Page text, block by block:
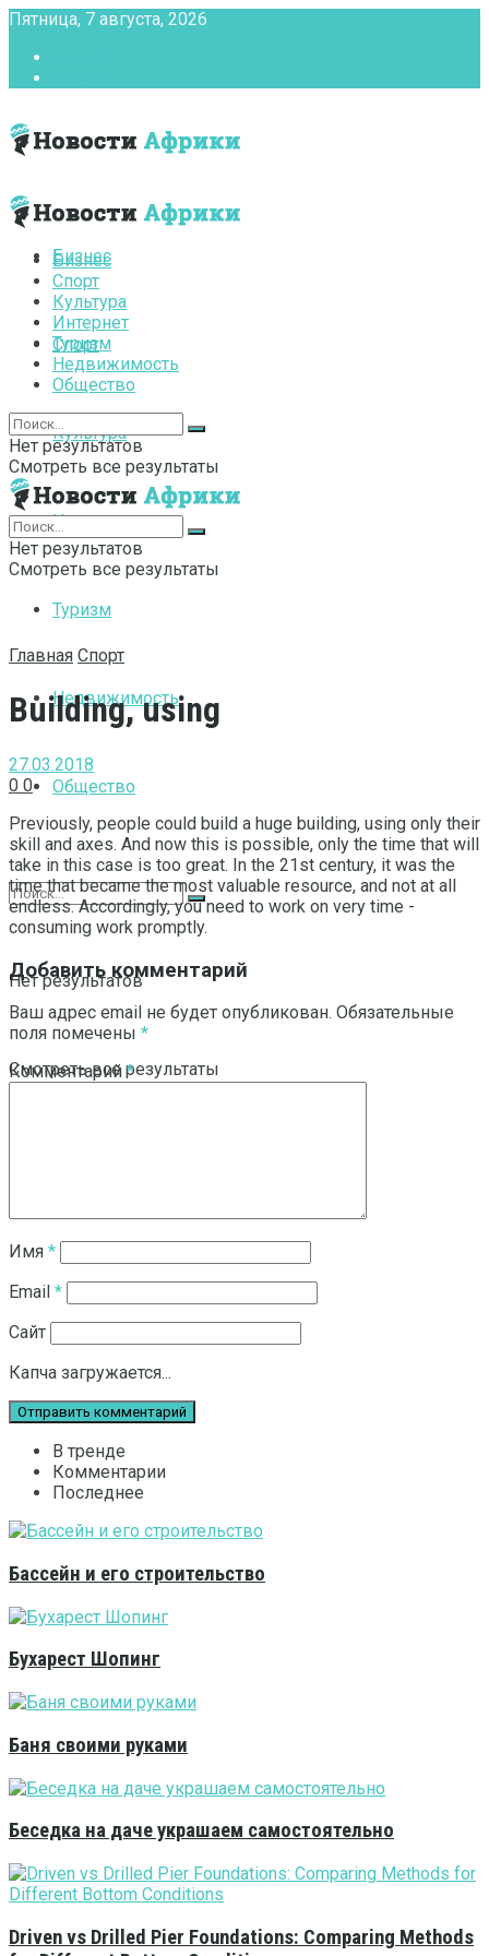
Пятница, 7 августа, 2026
Бизнес
Спорт
Культура
Интернет
Туризм
Недвижимость
Общество
Нет результатов
Смотреть все результаты
Бизнес
Спорт
Культура
Интернет
Туризм
Недвижимость
Общество
Нет результатов
Смотреть все результаты
Нет результатов
Смотреть все результаты
Главная Спорт
Building, using
27.03.2018
0 0
Previously, people could build a huge building, using only their
skill and axes. And now this is possible, only the time that will
take in this case is too great. In the 21st century, it was the
time that became the most valuable resource, and not at all
endless. Accordingly, you need to work on very time -
consuming work promptly.
Добавить комментарий
Ваш адрес email не будет опубликован. Обязательные
поля помечены *
Комментарий*
Имя *
Email *
Сайт
Капча загружается...
В тренде
Комментарии
Последнее
Бассейн и его строительство
Бухарест Шопинг
Баня своими руками
Беседка на даче украшаем самостоятельно
Driven vs Drilled Pier Foundations: Comparing Methods